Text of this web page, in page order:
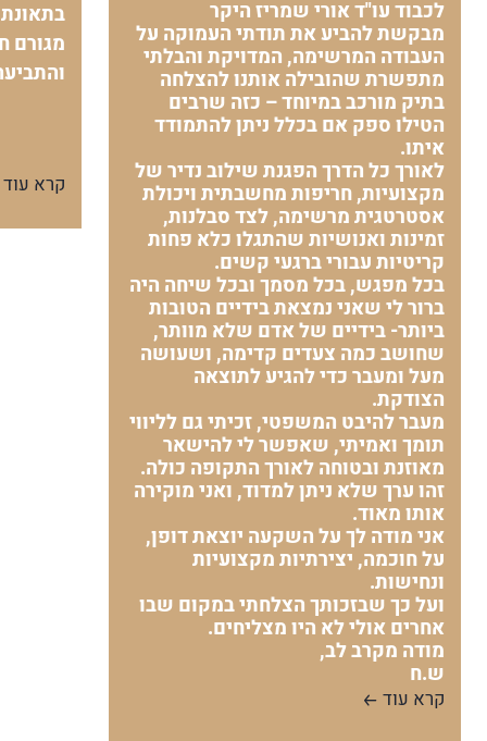
לכבוד עו"ד אורי שמריז היקר
מבקשת להביע את תודתי העמוקה על
העבודה המרשימה, המדויקת והבלתי
מתפשרת שהובילה אותנו להצלחה
בתיק מורכב במיוחד – כזה שרבים
הטילו ספק אם בכלל ניתן להתמודד
איתו.
לאורך כל הדרך הפגנת שילוב נדיר של
מקצועיות, חריפות מחשבתית ויכולת
אסטרטגית מרשימה, לצד סבלנות,
זמינות ואנושיות שהתגלו כלא פחות
קריטיות עבורי ברגעי קשים.
בכל מפגש, בכל מסמך ובכל שיחה היה
ברור לי שאני נמצאת בידיים הטובות
ביותר- בידיים של אדם שלא מוותר,
שחושב כמה צעדים קדימה, ושעושה
מעל ומעבר כדי להגיע לתוצאה
הצודקת.
מעבר להיבט המשפטי, זכיתי גם לליווי
תומך ואמיתי, שאפשר לי להישאר
מאוזנת ובטוחה לאורך התקופה כולה.
זהו ערך שלא ניתן למדוד, ואני מוקירה
אותו מאוד.
אני מודה לך על השקעה יוצאת דופן,
על חוכמה, יצירתיות מקצועיות
ונחישות.
ועל כך שבזכותך הצלחתי במקום שבו
אחרים אולי לא היו מצליחים.
מודה מקרב לב,
ש.ח
קרא עוד
מגורם
קרא עוד